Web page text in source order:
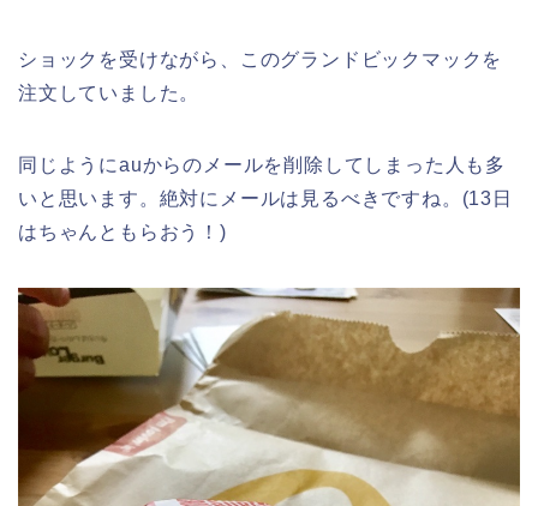
ショックを受けながら、このグランドビックマックを
注文していました。
同じようにauからのメールを削除してしまった人も多
いと思います。絶対にメールは見るべきですね。(13日
はちゃんともらおう！)